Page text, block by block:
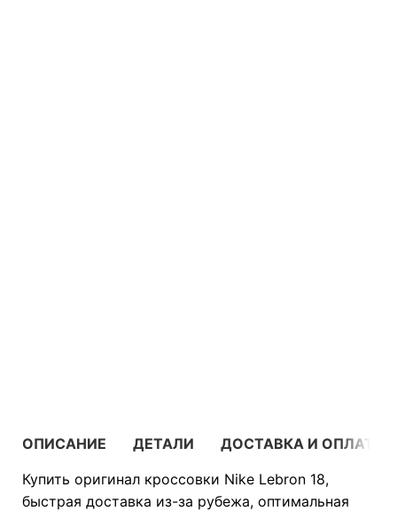
ОПИСАНИЕ ДЕТАЛИ
ДОСТАВКА И ОПЛАТА
Купить оригинал кроссовки Nike Lebron 18,
быстрая доставка из-за рубежа, оптимальная